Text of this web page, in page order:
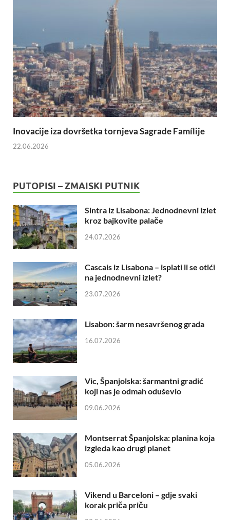
Inovacije iza dovršetka tornjeva Sagrade Famílije
22.06.2026
PUTOPISI – ZMAISKI PUTNIK
Sintra iz Lisabona: Jednodnevni izlet
kroz bajkovite palače
24.07.2026
Cascais iz Lisabona – isplati li se otići
na jednodnevni izlet?
23.07.2026
Lisabon: šarm nesavršenog grada
16.07.2026
Vic, Španjolska: šarmantni gradić
koji nas je odmah oduševio
09.06.2026
Montserrat Španjolska: planina koja
izgleda kao drugi planet
05.06.2026
Vikend u Barceloni – gdje svaki
korak priča priču